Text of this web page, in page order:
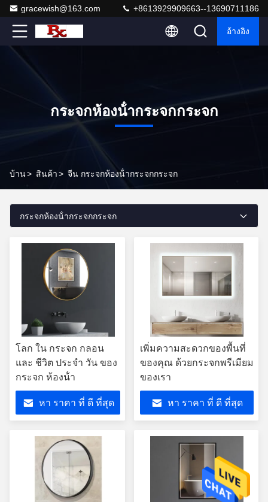
gracewish@163.com +8613929909663--13690711186
อ้างอิง
กระจกห้องน้ํากระจกกระจก
บ้าน> สินค้า> จีน กระจกห้องน้ํากระจกกระจก
กระจกห้องน้ํากระจกกระจก
โลก ใน กระจก กลอน
และ ชีวิต ประจํา วัน ของ
กระจก ห้องน้ํา
หา ราคา ที่ ดี ที่สุด
เพิ่มความสะดวกของพื้นที่
ของคุณ ด้วยกระจกพรีเมียม
ของเรา
หา ราคา ที่ ดี ที่สุด